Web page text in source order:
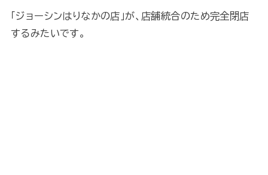
「ジョーシンはりなかの店」が、店舗統合のため完全閉店
するみたいです。